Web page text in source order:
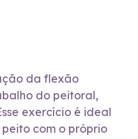
da flexão
do peitoral,
exercício é ideal
com o próprio